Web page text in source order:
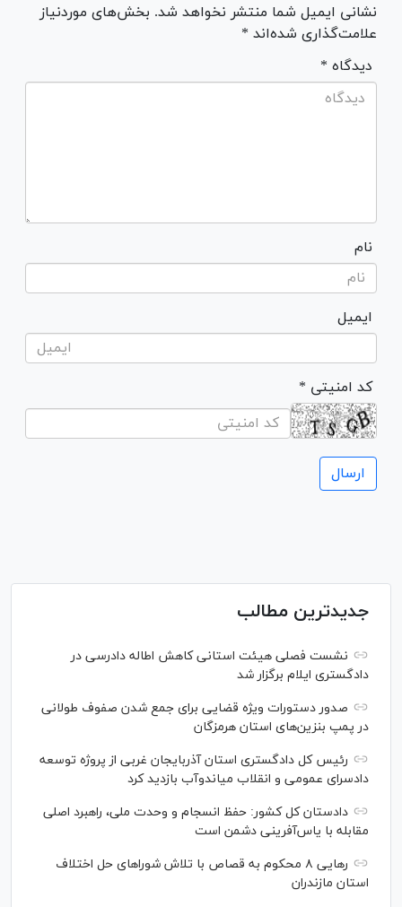
نشانی ایمیل شما منتشر نخواهد شد. بخش‌های موردنیاز
علامت‌گذاری شده‌اند *
* دیدگاه
نام
ایمیل
* کد امنیتی
جدیدترین مطالب
نشست فصلی هیئت استانی کاهش اطاله دادرسی در
دادگستری ایلام برگزار شد
صدور دستورات ویژه قضایی برای جمع شدن صفوف طولانی
در پمپ بنزین‌های استان هرمزگان
رئیس کل دادگستری استان آذربایجان غربی از پروژه توسعه
دادسرای عمومی و انقلاب میاندوآب بازدید کرد
دادستان کل کشور: حفظ انسجام و وحدت ملی، راهبرد اصلی
مقابله با یاس‌آفرینی دشمن است
رهایی ۸ محکوم به قصاص با تلاش شورا‌های حل اختلاف
استان مازندران